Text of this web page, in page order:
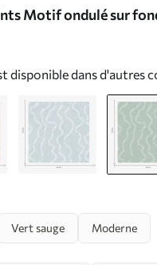
Motif ondulé sur
disponible dans d'autres
Vert sauge Moderne